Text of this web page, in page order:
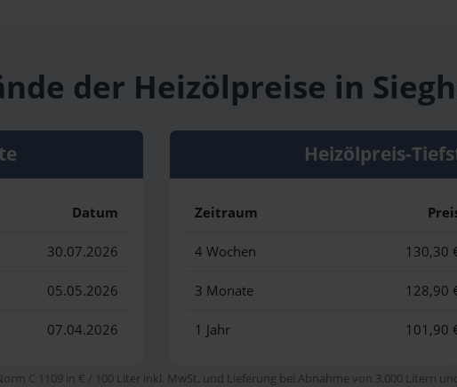
der Heizölpreise in
Datum
30.07.2026
05.05.2026
07.04.2026
Heizölpreis-
Zeitraum
4 Wochen 130,30
3 Monate 128,90
1 Jahr 101,90
C 1109 in € / 100 Liter inkl. MwSt. und Lieferung bei Abnahme von 3.000 Litern